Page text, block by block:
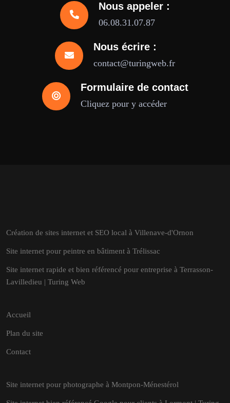
Nous appeler :
06.08.31.07.87
Nous écrire :
contact@turingweb.fr
Formulaire de contact
Cliquez pour y accéder
Création de sites internet et SEO local à Villenave-d'Ornon
Site internet pour peintre en bâtiment à Trélissac
Site internet rapide et bien référencé pour entreprise à Terrasson-
Lavilledieu | Turing Web
Accueil
Plan du site
Contact
Site internet pour photographe à Montpon-Ménestérol